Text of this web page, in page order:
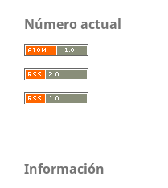
Número actual
Información